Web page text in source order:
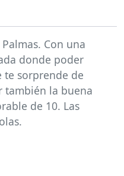
Con una
donde poder
te sorprende de
también la buena
de 10. Las